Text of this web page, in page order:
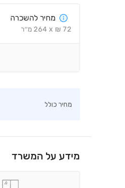
מחיר להשכרה
72
₪
x
264 מ׳׳ר
מחיר כולל
מידע על המשרד